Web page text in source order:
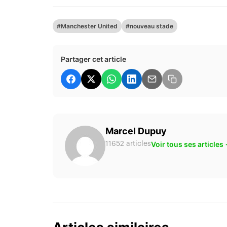
#Manchester United #nouveau stade
Partager cet article
Marcel Dupuy
11652 articlesVoir tous ses articles